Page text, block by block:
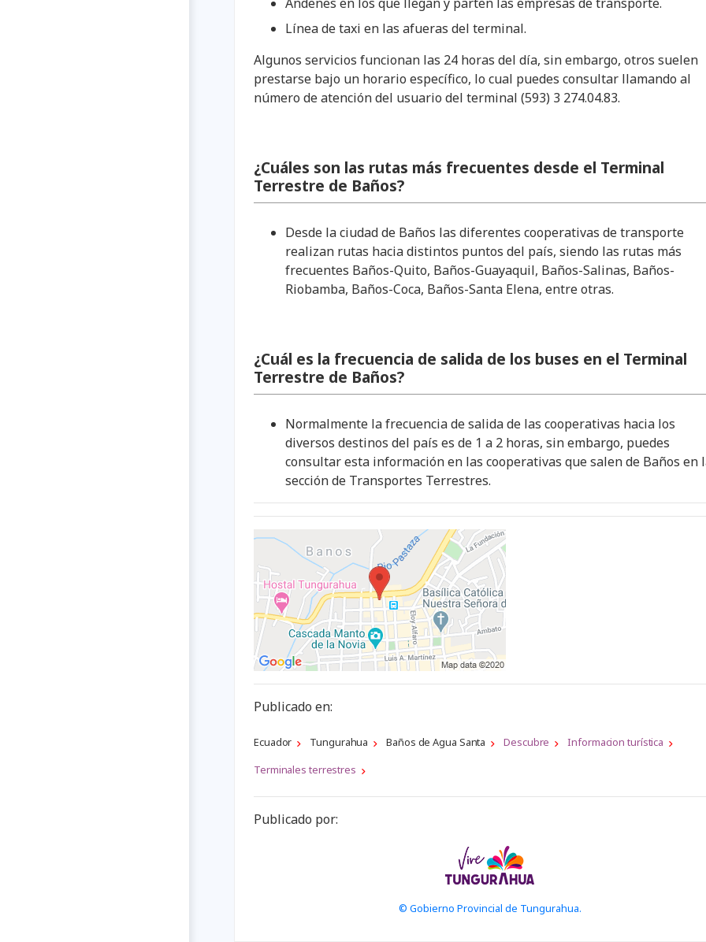
Andenes en los que llegan y parten las empresas de transporte.
Línea de taxi en las afueras del terminal.
Algunos servicios funcionan las 24 horas del día, sin embargo, otros suelen
prestarse bajo un horario específico, lo cual puedes consultar llamando al
número de atención del usuario del terminal (593) 3 274.04.83.
¿Cuáles son las rutas más frecuentes desde el Terminal
Terrestre de Baños?
Desde la ciudad de Baños las diferentes cooperativas de transporte
realizan rutas hacia distintos puntos del país, siendo las rutas más
frecuentes Baños-Quito, Baños-Guayaquil, Baños-Salinas, Baños-
Riobamba, Baños-Coca, Baños-Santa Elena, entre otras.
¿Cuál es la frecuencia de salida de los buses en el Terminal
Terrestre de Baños?
Normalmente la frecuencia de salida de las cooperativas hacia los
diversos destinos del país es de 1 a 2 horas, sin embargo, puedes
consultar esta información en las cooperativas que salen de Baños en
sección de Transportes Terrestres.
Publicado en:
Ecuador Tungurahua Baños de Agua Santa Descubre
Informacion turística
Terminales terrestres
Publicado por:
© Gobierno Provincial de Tungurahua.